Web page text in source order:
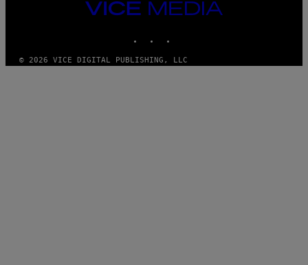
VICE
MEDIA
© 2026 VICE DIGITAL PUBLISHING, LLC